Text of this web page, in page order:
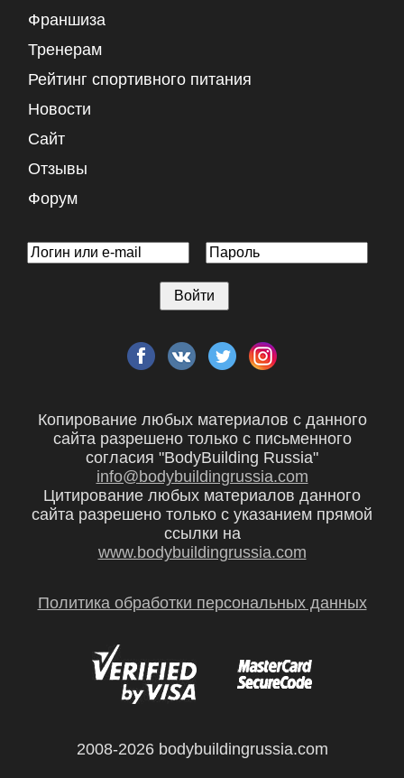
Франшиза
Тренерам
Рейтинг спортивного питания
Новости
Сайт
Отзывы
Форум
Копирование любых материалов с данного
сайта разрешено только с письменного
согласия "BodyBuilding Russia"
info@bodybuildingrussia.com
Цитирование любых материалов данного
сайта разрешено только с указанием прямой
ссылки на
www.bodybuildingrussia.com
Политика обработки персональных данных
2008-2026 bodybuildingrussia.com